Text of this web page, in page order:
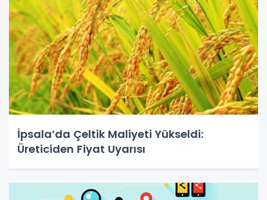
İpsala’da Çeltik Maliyeti Yükseldi:
Üreticiden Fiyat Uyarısı